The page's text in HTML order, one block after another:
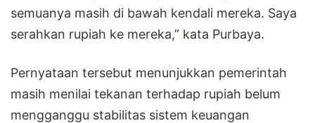
semuanya masih di bawah kendali mereka. Saya
serahkan rupiah ke mereka,” kata Purbaya.
Pernyataan tersebut menunjukkan pemerintah
masih menilai tekanan terhadap rupiah belum
mengganggu stabilitas sistem keuangan